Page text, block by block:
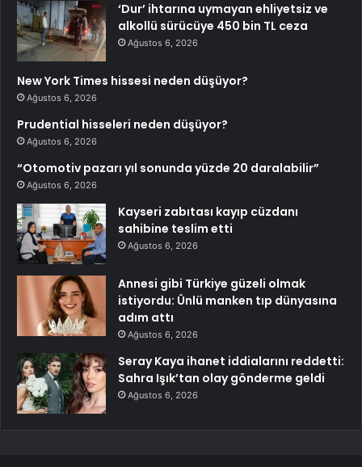
‘Dur’ ihtarına uymayan ehliyetsiz ve
alkollü sürücüye 450 bin TL ceza
Ağustos 6, 2026
New York Times hissesi neden düşüyor?
Ağustos 6, 2026
Prudential hisseleri neden düşüyor?
Ağustos 6, 2026
“Otomotiv pazarı yıl sonunda yüzde 20 daralabilir”
Ağustos 6, 2026
Kayseri zabıtası kayıp cüzdanı
sahibine teslim etti
Ağustos 6, 2026
Annesi gibi Türkiye güzeli olmak
istiyordu: Ünlü manken tıp dünyasına
adım attı
Ağustos 6, 2026
Seray Kaya ihanet iddialarını reddetti:
Sahra Işık’tan olay gönderme geldi
Ağustos 6, 2026